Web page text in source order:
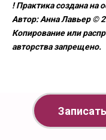
! Практика создана на
Автор: Анна Лавьер ©
Копирование или
авторства запрещено.